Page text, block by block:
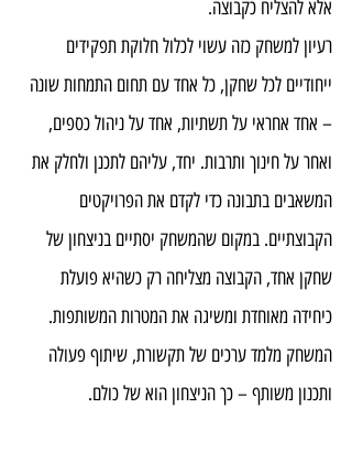
אלא להצליח כקבוצה.
רעיון למשחק כזה עשוי לכלול חלוקת תפקידים
ייחודיים לכל שחקן, כל אחד עם תחום התמחות שונה
– אחד אחראי על תשתיות, אחד על ניהול כספים,
ואחר על חינוך ותרבות. יחד, עליהם לתכנן ולחלק את
המשאבים בתבונה כדי לקדם את הפרויקטים
הקבוצתיים. במקום שהמשחק יסתיים בניצחון של
שחקן אחד, הקבוצה מצליחה רק כשהיא פועלת
כיחידה מאוחדת ומשיגה את המטרות המשותפות.
המשחק מלמד ערכים של תקשורת, שיתוף פעולה
ותכנון משותף – כך הניצחון הוא של כולם.